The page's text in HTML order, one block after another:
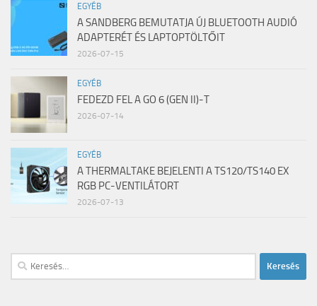
EGYÉB
A SANDBERG BEMUTATJA ÚJ BLUETOOTH AUDIÓ
ADAPTERÉT ÉS LAPTOPTÖLTŐIT
2026-07-15
EGYÉB
FEDEZD FEL A GO 6 (GEN II)-T
2026-07-14
EGYÉB
A THERMALTAKE BEJELENTI A TS120/TS140 EX
RGB PC-VENTILÁTORT
2026-07-13
Keresés: